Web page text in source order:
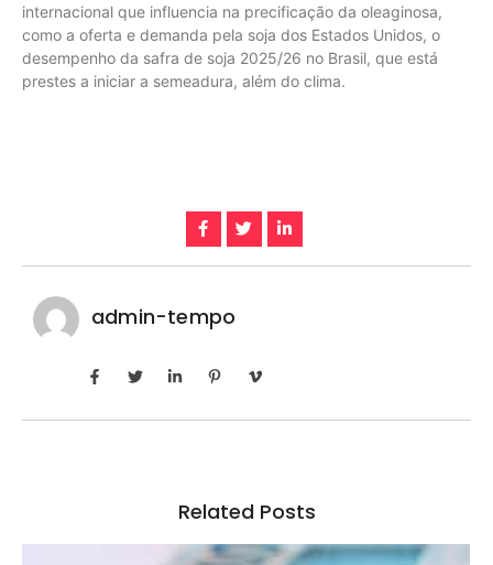
internacional que influencia na precificação da oleaginosa,
como a oferta e demanda pela soja dos Estados Unidos, o
desempenho da safra de soja 2025/26 no Brasil, que está
prestes a iniciar a semeadura, além do clima.
admin-tempo
Related Posts